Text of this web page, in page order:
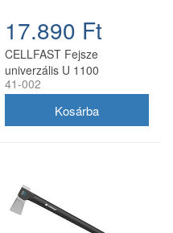
17.890 Ft
CELLFAST Fejsze
univerzális U 1100
ENERGO (1,1 kg)
41-002